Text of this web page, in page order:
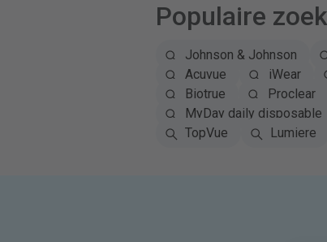
Populaire
Johnson & Johnson
Acuvue
iWear
Biotrue
Proclear
MyDay daily disposable
TopVue
Lumiere